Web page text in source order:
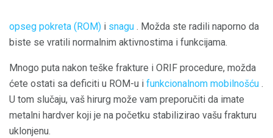
opseg pokreta (ROM) i snagu . Možda ste radili naporno da
biste se vratili normalnim aktivnostima i funkcijama.
Mnogo puta nakon teške frakture i ORIF procedure, možda
ćete ostati sa deficiti u ROM-u i funkcionalnom mobilnošću .
U tom slučaju, vaš hirurg može vam preporučiti da imate
metalni hardver koji je na početku stabilizirao vašu frakturu
uklonjenu.